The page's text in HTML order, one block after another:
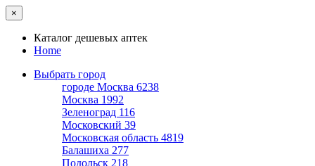
×
Каталог дешевых аптек
Home
Выбрать город
городе Москва 6238
Москва 1992
Зеленоград 116
Московский 39
Московская область 4819
Балашиха 277
Подольск 218